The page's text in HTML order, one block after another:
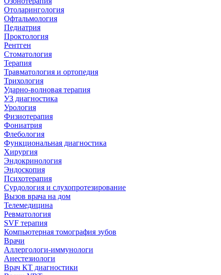
Отоларингология
Офтальмология
Педиатрия
Проктология
Рентген
Стоматология
Терапия
Травматология и ортопедия
Трихология
Ударно-волновая терапия
УЗ диагностика
Урология
Физиотерапия
Фониатрия
Флебология
Функциональная диагностика
Хирургия
Эндокринология
Эндоскопия
Психотерапия
Сурдология и слухопротезирование
Вызов врача на дом
Телемедицина
Ревматология
SVF терапия
Компьютерная томография зубов
Врачи
Аллергологи-иммунологи
Анестезиологи
Врач КТ диагностики